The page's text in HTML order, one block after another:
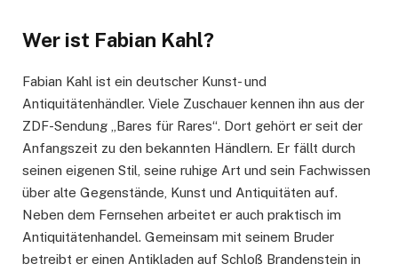
Wer ist Fabian Kahl?
Fabian Kahl ist ein deutscher Kunst- und
Antiquitätenhändler. Viele Zuschauer kennen ihn aus der
ZDF-Sendung „Bares für Rares“. Dort gehört er seit der
Anfangszeit zu den bekannten Händlern. Er fällt durch
seinen eigenen Stil, seine ruhige Art und sein Fachwissen
über alte Gegenstände, Kunst und Antiquitäten auf.
Neben dem Fernsehen arbeitet er auch praktisch im
Antiquitätenhandel. Gemeinsam mit seinem Bruder
betreibt er einen Antikladen auf Schloß Brandenstein in